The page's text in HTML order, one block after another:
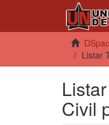
Listar
Civil